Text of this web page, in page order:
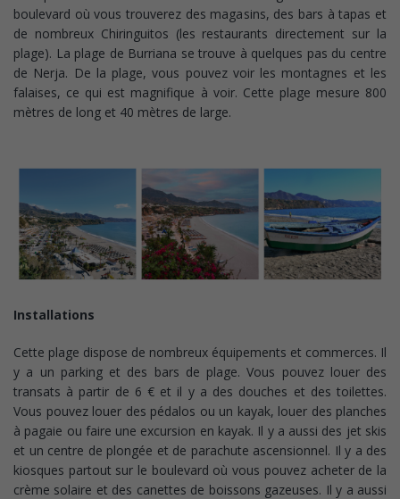
boulevard où vous trouverez des magasins, des bars à tapas et
de nombreux Chiringuitos (les restaurants directement sur la
plage). La plage de Burriana se trouve à quelques pas du centre
de Nerja. De la plage, vous pouvez voir les montagnes et les
falaises, ce qui est magnifique à voir. Cette plage mesure 800
mètres de long et 40 mètres de large.
Installations
Cette plage dispose de nombreux équipements et commerces. Il
y a un parking et des bars de plage. Vous pouvez louer des
transats à partir de 6 € et il y a des douches et des toilettes.
Vous pouvez louer des pédalos ou un kayak, louer des planches
à pagaie ou faire une excursion en kayak. Il y a aussi des jet skis
et un centre de plongée et de parachute ascensionnel. Il y a des
kiosques partout sur le boulevard où vous pouvez acheter de la
crème solaire et des canettes de boissons gazeuses. Il y a aussi